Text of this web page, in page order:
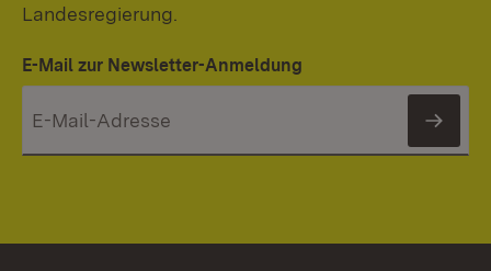
Landesregierung.
E-Mail zur Newsletter-Anmeldung